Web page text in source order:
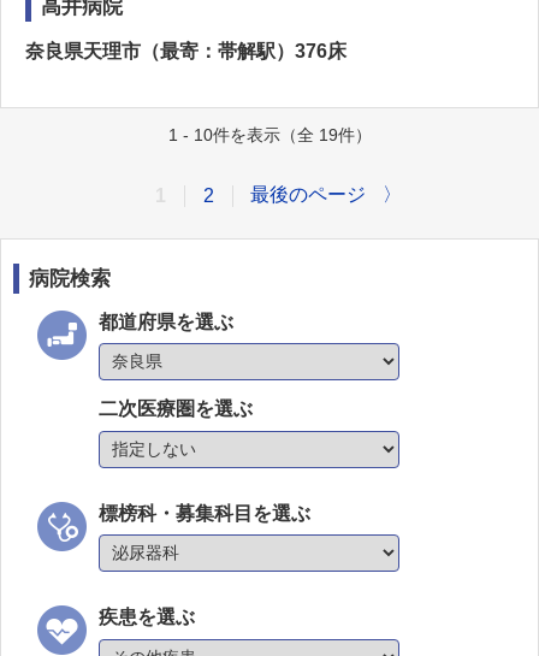
高井病院
奈良県天理市（最寄：帯解駅）376床
1 - 10件を表示（全 19件）
2 最後のページ 〉
病院検索
都道府県を選ぶ
二次医療圏を選ぶ
標榜科・募集科目を選ぶ
疾患を選ぶ